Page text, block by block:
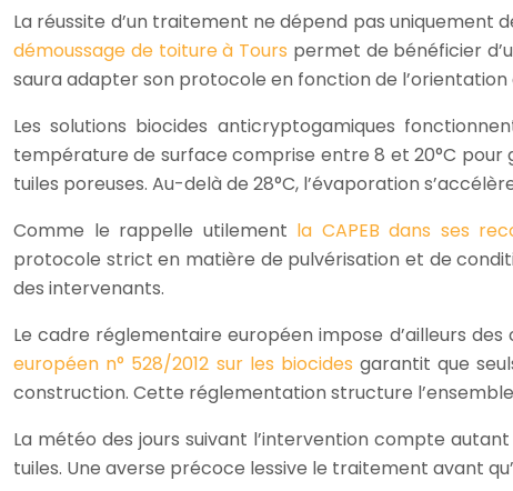
La réussite d’un traitement ne dépend pas uniquement
démoussage de toiture à Tours permet de bénéficier
saura adapter son protocole en fonction de
Les solutions biocides anticryptogamiques
température de surface comprise entre 8 et 20°C pour
tuiles poreuses. Au-delà de 28°C, l’évaporation
Comme le rappelle utilement la CAPEB dans ses
protocole strict en matière de pulvérisation et de
des intervenants.
Le cadre réglementaire européen impose d’ailleurs
européen n° 528/2012 sur les biocides garantit que
construction. Cette réglementation structure
La météo des jours suivant l’intervention compte
tuiles. Une averse précoce lessive le traitement avant